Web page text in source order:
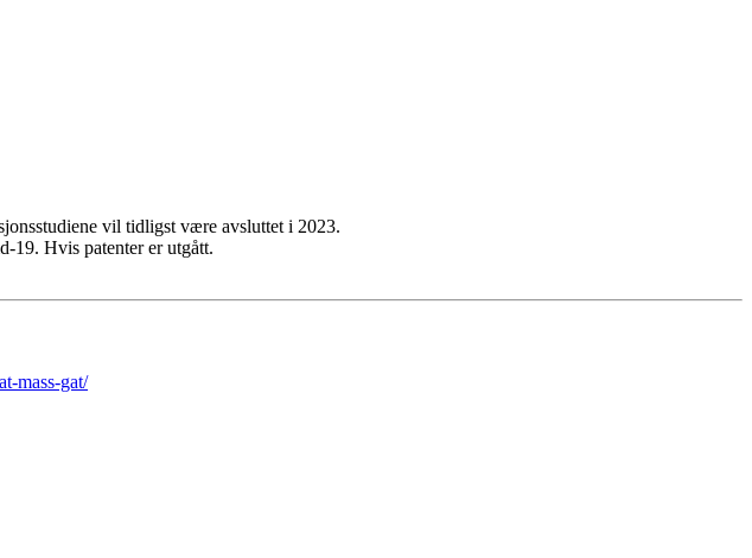
vil tidligst være avsluttet i 2023.
19. Hvis patenter er utgått.
mass-gat/